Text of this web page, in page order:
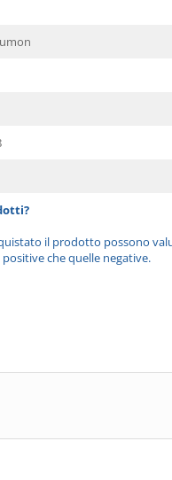
il prodotto possono
che quelle negative.